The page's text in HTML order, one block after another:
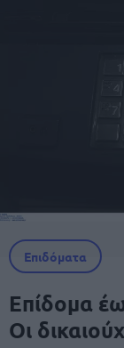
Επιδόματα
Επίδομα
Οι